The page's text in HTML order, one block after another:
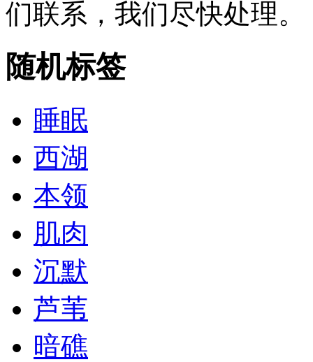
们联系，我们尽快处理。
随机标签
睡眠
西湖
本领
肌肉
沉默
芦苇
暗礁